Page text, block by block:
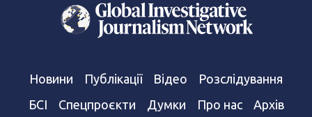
Новини Публікації Відео
Розслідування
БСІ
Спецпроєкти Думки Про нас Архів